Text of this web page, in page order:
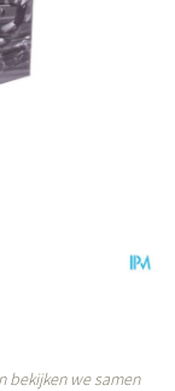
bekijken we samen